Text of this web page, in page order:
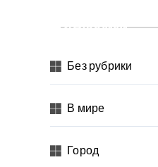
Рубрики
Без рубрики
В мире
Город